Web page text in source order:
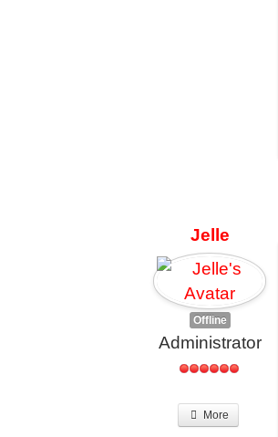
Jelle
Offline
Administrator
More